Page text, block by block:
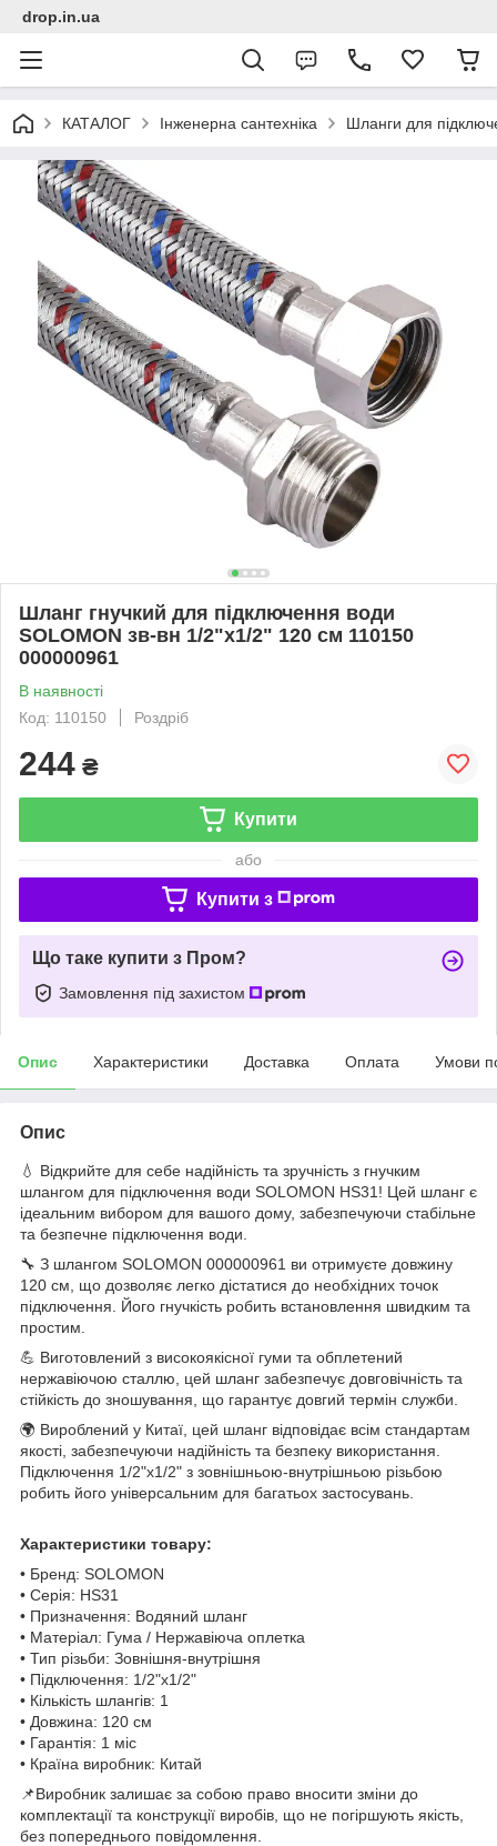
drop.in.ua
КАТАЛОГ Інженерна сантехніка Шланги для
Шланг гнучкий для підключення води
SOLOMON зв-вн 1/2"x1/2" 120 см 110150
000000961
В наявності
Код: 110150
Роздріб
244 ₴
Купити
або
Купити з
Що таке купити з Пром?
Замовлення під захистом
Опис Характеристики Доставка Оплата Умови
Опис
💧 Відкрийте для себе надійність та зручність з гнучким
шлангом для підключення води SOLOMON HS31! Цей шланг є
ідеальним вибором для вашого дому, забезпечуючи стабільне
та безпечне підключення води.
🔧 З шлангом SOLOMON 000000961 ви отримуєте довжину
120 см, що дозволяє легко дістатися до необхідних точок
підключення. Його гнучкість робить встановлення швидким та
простим.
💪 Виготовлений з високоякісної гуми та обплетений
нержавіючою сталлю, цей шланг забезпечує довговічність та
стійкість до зношування, що гарантує довгий термін служби.
🌍 Вироблений у Китаї, цей шланг відповідає всім стандартам
якості, забезпечуючи надійність та безпеку використання.
Підключення 1/2"x1/2" з зовнішньою-внутрішньою різьбою
робить його універсальним для багатьох застосувань.
Характеристики товару:
• Бренд: SOLOMON
• Серія: HS31
• Призначення: Водяний шланг
• Матеріал: Гума / Нержавіюча оплетка
• Тип різьби: Зовнішня-внутрішня
• Підключення: 1/2"x1/2"
• Кількість шлангів: 1
• Довжина: 120 см
• Гарантія: 1 міс
• Країна виробник: Китай
📌Виробник залишає за собою право вносити зміни до
комплектації та конструкції виробів, що не погіршують якість,
без попереднього повідомлення.